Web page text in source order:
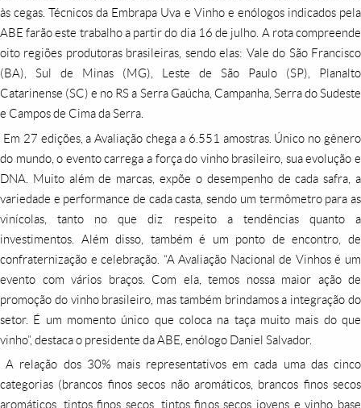
às cegas. Técnicos da Embrapa Uva e Vinho e enólogos indicados pela
ABE farão este trabalho a partir do dia 16 de julho. A rota compreende
oito regiões produtoras brasileiras, sendo elas: Vale do São Francisco
(BA), Sul de Minas (MG), Leste de São Paulo (SP), Planalto
Catarinense (SC) e no RS a Serra Gaúcha, Campanha, Serra do Sudeste
e Campos de Cima da Serra.
Em 27 edições, a Avaliação chega a 6.551 amostras. Único no gênero
do mundo, o evento carrega a força do vinho brasileiro, sua evolução e
DNA. Muito além de marcas, expõe o desempenho de cada safra, a
variedade e performance de cada casta, sendo um termômetro para as
vinícolas, tanto no que diz respeito a tendências quanto a
investimentos. Além disso, também é um ponto de encontro, de
confraternização e celebração. “A Avaliação Nacional de Vinhos é um
evento com vários braços. Com ela, temos nossa maior ação de
promoção do vinho brasileiro, mas também brindamos a integração do
setor. É um momento único que coloca na taça muito mais do que
vinho”, destaca o presidente da ABE, enólogo Daniel Salvador.
A relação dos 30% mais representativos em cada uma das cinco
categorias (brancos finos secos não aromáticos, brancos finos secos
aromáticos, tintos finos secos, tintos finos secos jovens e vinho base